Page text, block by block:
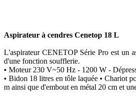
Aspirateur à cendres Cenetop 18 L
L'aspirateur CENETOP Série Pro est un
d'une fonction soufflerie.
• Moteur 230 V~50 Hz - 1200 W -
• Bidon 18 litres en tôle laquée • Chariot
m ainsi que d'embout en métal 20 cm et